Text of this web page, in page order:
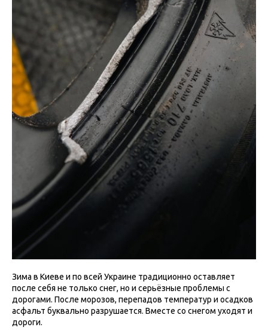
Зима в Киеве и по всей Украине традиционно оставляет
после себя не только снег, но и серьёзные проблемы с
дорогами. После морозов, перепадов температур и осадков
асфальт буквально разрушается. Вместе со снегом уходят и
дороги.